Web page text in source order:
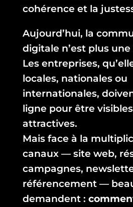
cohérence et la
Aujourd’hui, la
digitale n’est plus
Les entreprises,
locales, nationales ou
internationales,
ligne pour être
attractives.
Mais face à la
canaux — site web,
campagnes,
référencement —
demandent :